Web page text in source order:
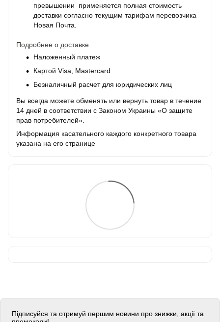
превышении применяется полная стоимость
доставки согласно текущим тарифам перевозчика
Новая Почта.
Подробнее о доставке
Наложенный платеж
Картой Visa, Mastercard
Безналичный расчет для юридических лиц
Вы всегда можете обменять или вернуть товар в течение
14 дней в соответствии с Законом Украины «О защите
прав потребителей».
Информация касательного каждого конкретного товара
указана на его странице
Підписуйся та отримуй першим новини про знижки, акції та